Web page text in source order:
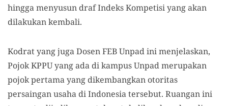
hingga menyusun draf Indeks Kompetisi yang akan
dilakukan kembali.
Kodrat yang juga Dosen FEB Unpad ini menjelaskan,
Pojok KPPU yang ada di kampus Unpad merupakan
pojok pertama yang dikembangkan otoritas
persaingan usaha di Indonesia tersebut. Ruangan ini